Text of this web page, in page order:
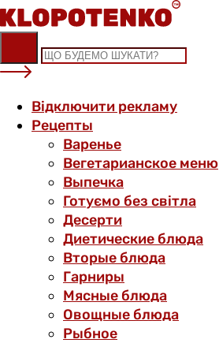
Skip
to
content
Відключити рекламу
Рецепты
Варенье
Вегетарианское меню
Выпечка
Готуємо без світла
Десерти
Диетические блюда
Вторые блюда
Гарниры
Мясные блюда
Овощные блюда
Рыбное